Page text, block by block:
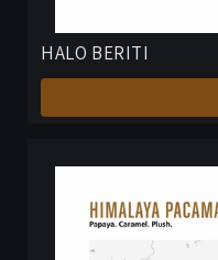
HALO BERITI